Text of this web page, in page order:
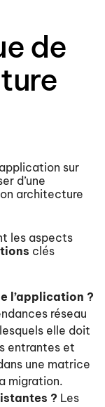
de
sur
d’une
architecture
les aspects
clés
l’application ?
réseau
elle doit
entrantes et
une matrice
migration.
? Les